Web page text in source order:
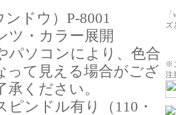
ズ
※
注
パソコンにより、色合
って見える場合がござ
ください。
ンドル有り（110・